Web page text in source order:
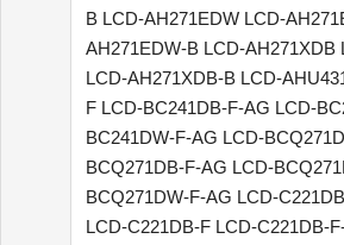
B LCD-AH271EDW LCD-
AH271EDW-B LCD-AH271XDB
LCD-AH271XDB-B LCD-
F LCD-BC241DB-F-AG LCD-
BC241DW-F-AG LCD-
BCQ271DB-F-AG LCD-
BCQ271DW-F-AG LCD-
LCD-C221DB-F LCD-C221DB-